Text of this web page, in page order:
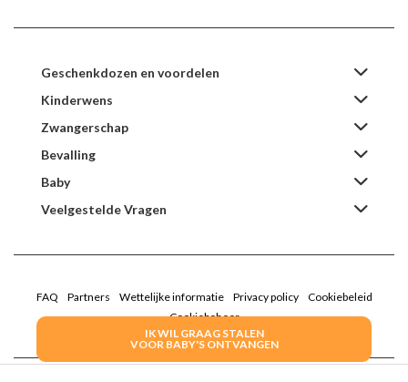
IK WIL GRAAG STALEN
VOOR BABY'S ONTVANGEN
Geschenkdozen en voordelen
Kinderwens
Zwangerschap
Bevalling
Baby
Veelgestelde Vragen
FAQ Partners Wettelijke informatie Privacy policy
Cookiebeleid
Cookiebeheer